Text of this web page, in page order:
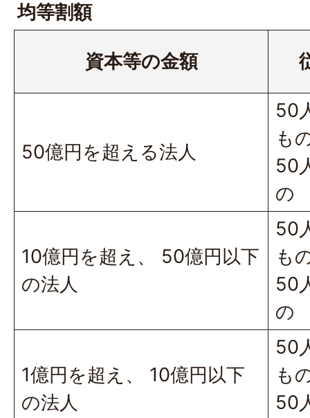
均等割額
資本等の金額
50億円を超える法人
50
も
50
の
10億円を超え、 50億円以下
の法人
50
も
50
の
1億円を超え、 10億円以下
の法人
50
も
50